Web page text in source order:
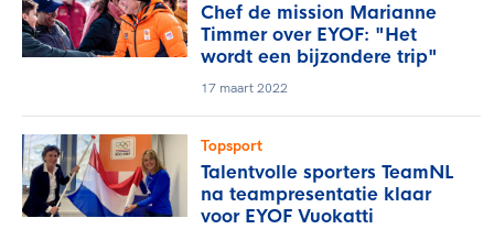
Chef de mission Marianne
Timmer over EYOF: "Het
wordt een bijzondere trip"
17 maart 2022
Topsport
Talentvolle sporters TeamNL
na teampresentatie klaar
voor EYOF Vuokatti